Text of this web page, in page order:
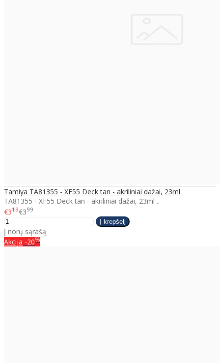
Tamiya TA81355 - XF55 Deck tan - akriliniai dažai, 23ml
TA81355 - XF55 Deck tan - akriliniai dažai, 23ml ..
€319€399
Į norų sąrašą
Akcija -20%